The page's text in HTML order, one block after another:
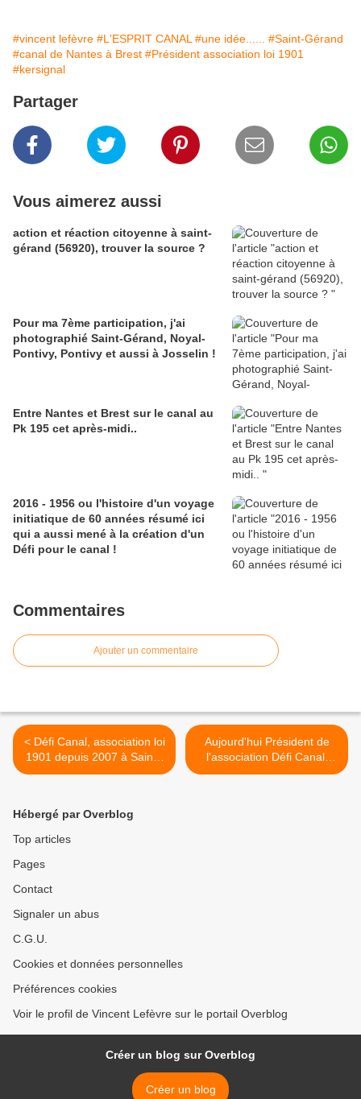
#vincent lefèvre #L'ESPRIT CANAL #une idée......
#Saint-Gérand
#canal de Nantes à Brest #Président association loi 1901
#kersignal
Partager
Vous aimerez aussi
action et réaction citoyenne à saint-
gérand (56920), trouver la source ?
Pour ma 7ème participation, j'ai
photographié Saint-Gérand, Noyal-
Pontivy, Pontivy et aussi à Josselin !
Entre Nantes et Brest sur le canal au
Pk 195 cet après-midi..
2016 - 1956 ou l'histoire d'un voyage
initiatique de 60 années résumé ici
qui a aussi mené à la création d'un
Défi pour le canal !
Commentaires
Ajouter un commentaire
< Défi Canal, association loi
1901 depuis 2007 à Saint -
Gérand !
Aujourd'hui Président de
l'association Défi Canal,
créée dans le cadre de la
Hébergé par Overblog
Top articles
Pages
Contact
Signaler un abus
C.G.U.
Cookies et données personnelles
Préférences cookies
Voir le profil de Vincent Lefèvre sur le portail Overblog
Créer un blog sur Overblog
Créer un blog